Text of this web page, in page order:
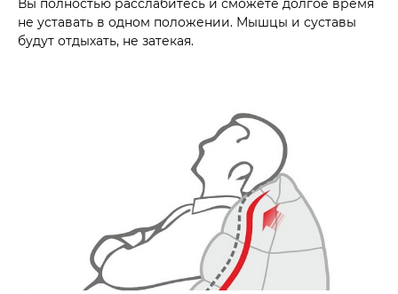
не уставать в одном положении. Мышцы и суставы
будут отдыхать, не затекая.